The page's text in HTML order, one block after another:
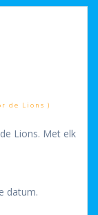
de Lions )
Lions. Met elk
datum.